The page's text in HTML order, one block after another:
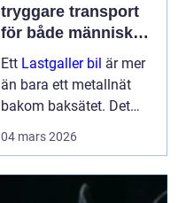
tryggare transport
för både människor
och hundar
Ett Lastgaller bil är mer
än bara ett metallnät
bakom baksätet. Det
passagerare och djur vid
04 mars 2026